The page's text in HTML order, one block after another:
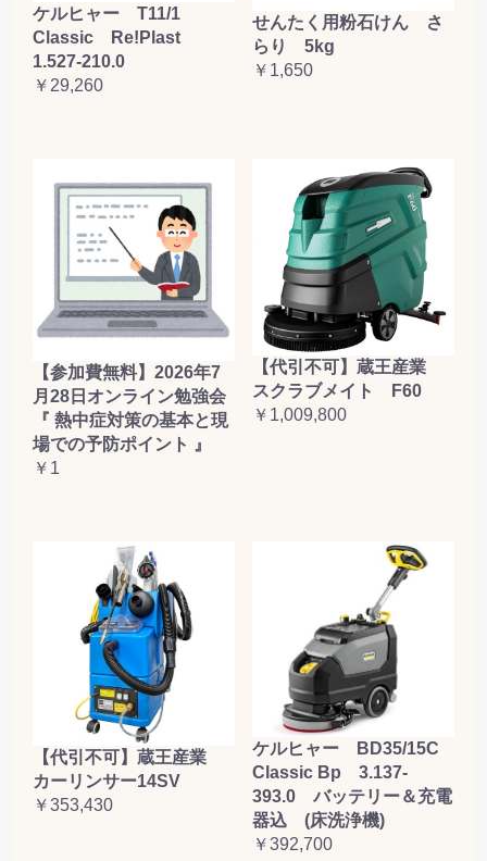
ケルヒャー T11/1
Classic Re!Plast
1.527-210.0
￥29,260
せんたく用粉石けん さ
らり 5kg
￥1,650
【参加費無料】2026年7
月28日オンライン勉強会
『 熱中症対策の基本と現
場での予防ポイント 』
￥1
【代引不可】蔵王産業
スクラブメイト F60
￥1,009,800
【代引不可】蔵王産業
カーリンサー14SV
￥353,430
ケルヒャー BD35/15C
Classic Bp 3.137-
393.0 バッテリー＆充電
器込 (床洗浄機)
￥392,700